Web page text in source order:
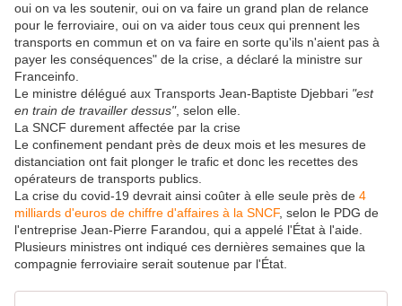
oui on va les soutenir, oui on va faire un grand plan de relance
pour le ferroviaire, oui on va aider tous ceux qui prennent les
transports en commun et on va faire en sorte qu'ils n'aient pas à
payer les conséquences" de la crise, a déclaré la ministre sur
Franceinfo.
Le ministre délégué aux Transports Jean-Baptiste Djebbari "est
en train de travailler dessus", selon elle.
La SNCF durement affectée par la crise
Le confinement pendant près de deux mois et les mesures de
distanciation ont fait plonger le trafic et donc les recettes des
opérateurs de transports publics.
La crise du covid-19 devrait ainsi coûter à elle seule près de 4
milliards d'euros de chiffre d'affaires à la SNCF, selon le PDG de
l'entreprise Jean-Pierre Farandou, qui a appelé l'État à l'aide.
Plusieurs ministres ont indiqué ces dernières semaines que la
compagnie ferroviaire serait soutenue par l'État.